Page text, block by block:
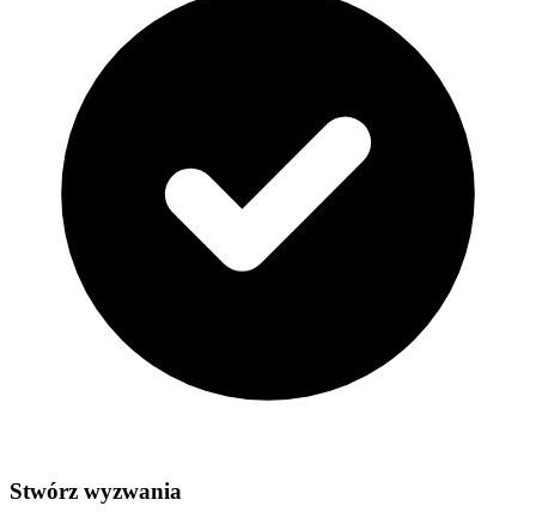
Stwórz wyzwania